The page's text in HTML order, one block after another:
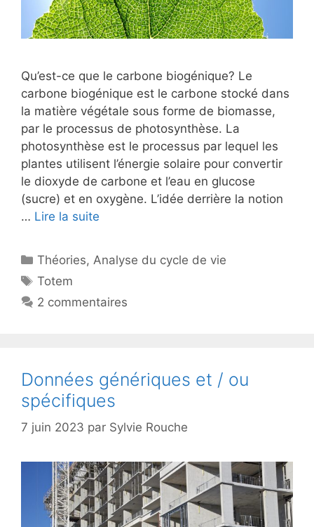
Qu’est-ce que le carbone biogénique? Le
carbone biogénique est le carbone stocké dans
la matière végétale sous forme de biomasse,
par le processus de photosynthèse. La
photosynthèse est le processus par lequel les
plantes utilisent l’énergie solaire pour convertir
le dioxyde de carbone et l’eau en glucose
(sucre) et en oxygène. L’idée derrière la notion
… Lire la suite
Catégories
Théories, Analyse du cycle de vie
Étiquettes
Totem
2 commentaires
Données génériques et / ou
spécifiques
7 juin 2023 par Sylvie Rouche